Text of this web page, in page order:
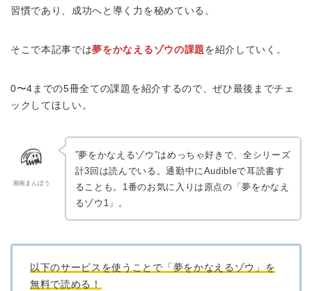
習慣であり、成功へと導く力を秘めている。
そこで本記事では夢をかなえるゾウの課題 を紹介していく。
0〜4までの5冊全ての課題を紹介するので、ぜひ最後までチェ
ックしてほしい。
湘南まんぼう
”夢をかなえるゾウ”はめっちゃ好きで、全シリーズ
計3回は読んでいる。通勤中にAudibleで耳読書す
ることも。1番のお気に入りは原点の「夢をかなえ
るゾウ1」。
以下のサービスを使うことで「夢をかなえるゾウ」を
無料で読める！